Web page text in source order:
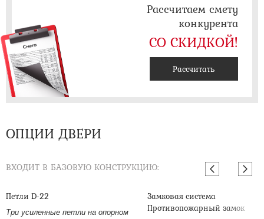
Рассчитаем смету
конкурента
СО СКИДКОЙ!
Рассчитать
ОПЦИИ ДВЕРИ
ВХОДИТ В БАЗОВУЮ КОНСТРУКЦИЮ:
Петли D-22
Три усиленные петли на опорном
Замковая система
Противопожарный замок